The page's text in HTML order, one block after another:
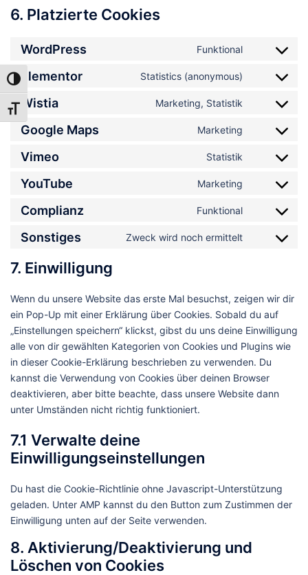
UMSCHALTEN AUF HOHE KONTRASTE
SCHRIFT VERGRÖSSERN
6. Platzierte Cookies
WordPress Funktional
Consent
wordpress
Elementor Statistics (anonymous)
Consent
elementor
Wistia Marketing, Statistik
Consent
wistia
Google Maps Marketing
Consent
google-
Vimeo Statistik
Consent
vimeo
YouTube Marketing
Consent
youtube
Complianz Funktional
Consent
Sonstiges Zweck wird noch ermittelt
Consent
7. Einwilligung
Wenn du unsere Website das erste Mal besuchst, zeigen wir dir
ein Pop-Up mit einer Erklärung über Cookies. Sobald du auf
„Einstellungen speichern“ klickst, gibst du uns deine Einwilligung
alle von dir gewählten Kategorien von Cookies und Plugins wie
in dieser Cookie-Erklärung beschrieben zu verwenden. Du
kannst die Verwendung von Cookies über deinen Browser
deaktivieren, aber bitte beachte, dass unsere Website dann
unter Umständen nicht richtig funktioniert.
7.1 Verwalte deine
Einwilligungseinstellungen
Du hast die Cookie-Richtlinie ohne Javascript-Unterstützung
geladen. Unter AMP kannst du den Button zum Zustimmen der
Einwilligung unten auf der Seite verwenden.
8. Aktivierung/Deaktivierung und
Löschen von Cookies